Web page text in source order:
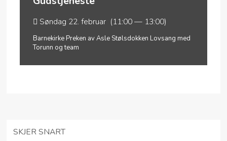
Søndag 22. februar (11:00 — 13:00)
Barnekirke Preken av Asle Stølsdokken Lovsang med
Torunn og team
SKJER SNART